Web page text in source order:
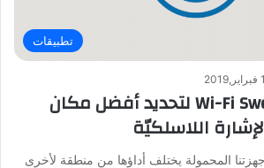
تطبيقات
تطبيق Wi-Fi SweetSpots لتحديد أفضل مكان
اللاسلكيّة
المحمولة يختلف أداؤها من منطقة لأخرى